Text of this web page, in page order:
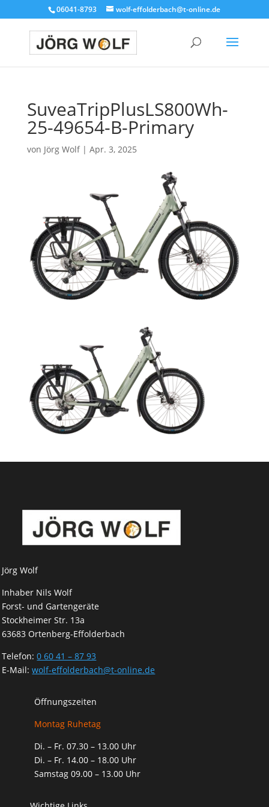
06041-8793 wolf-effolderbach@t-online.de
SuveaTripPlusLS800Wh-
25-49654-B-Primary
von Jörg Wolf| Apr. 3, 2025
Jörg Wolf
Inhaber Nils Wolf
Forst- und Gartengeräte
Stockheimer Str. 13a
63683 Ortenberg-Effolderbach
Telefon:0 60 41 – 87 93
E-Mail:wolf-effolderbach@t-online.de
Öffnungszeiten
Montag Ruhetag
Di. – Fr. 07.30 – 13.00 Uhr
Di. – Fr. 14.00 – 18.00 Uhr
Samstag 09.00 – 13.00 Uhr